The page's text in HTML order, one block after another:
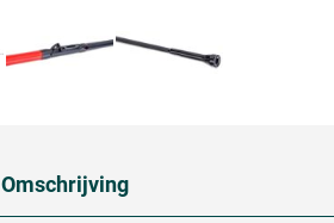
Omschrijving